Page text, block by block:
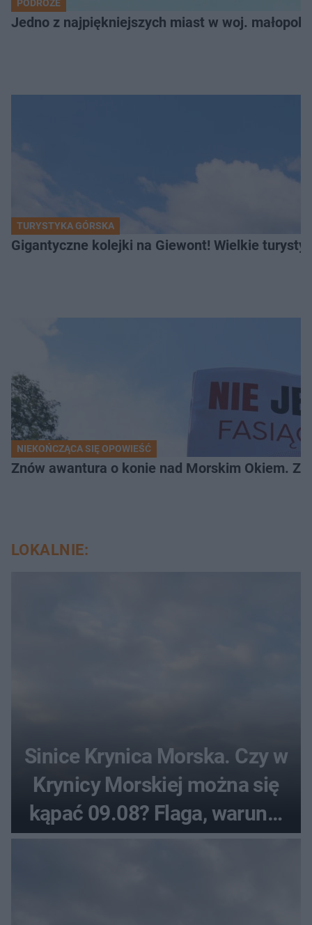
PODRÓŻE
Jedno z najpiękniejszych miast w woj.
TURYSTYKA GÓRSKA
Gigantyczne kolejki na Giewont! Wielkie
NIEKOŃCZĄCA SIĘ OPOWIEŚĆ
Znów awantura o konie nad Morskim Okiem.
LOKALNIE:
Sinice Krynica Morska. Czy w
Krynicy Morskiej można się
kąpać 09.08? Flaga, warunki